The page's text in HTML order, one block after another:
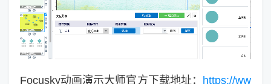
Focusky动画演示大师官方下载地址： https://ww